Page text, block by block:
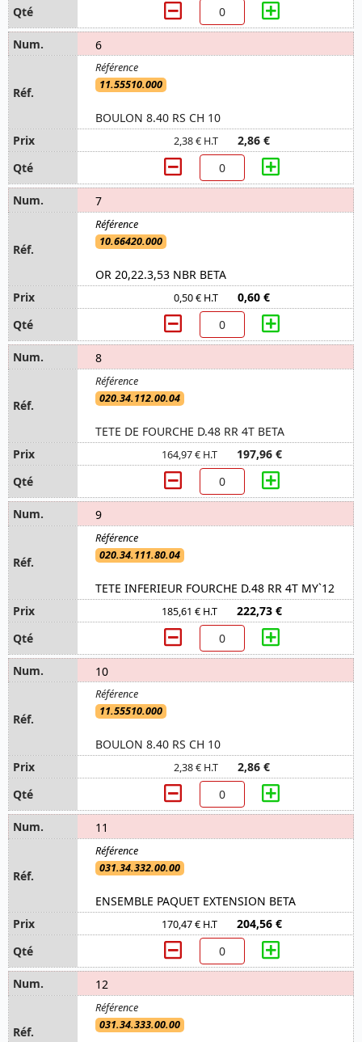
6
11.55510.000
BOULON 8.40 RS CH 10
2,38 € H.T 2,86 €
7
10.66420.000
OR 20,22.3,53 NBR BETA
0,50 € H.T 0,60 €
8
020.34.112.00.04
TETE DE FOURCHE D.48 RR 4T BETA
164,97 € H.T 197,96 €
9
020.34.111.80.04
TETE INFERIEUR FOURCHE D.48 RR 4T MY`12
185,61 € H.T 222,73 €
10
11.55510.000
BOULON 8.40 RS CH 10
2,38 € H.T 2,86 €
11
031.34.332.00.00
ENSEMBLE PAQUET EXTENSION BETA
170,47 € H.T 204,56 €
12
031.34.333.00.00